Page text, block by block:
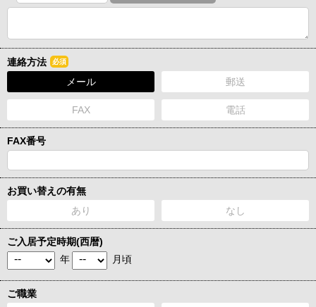
連絡方法 必須
メール 郵送
FAX 電話
FAX番号
お買い替えの有無
あり
なし
ご入居予定時期(西暦)
年
月頃
ご職業